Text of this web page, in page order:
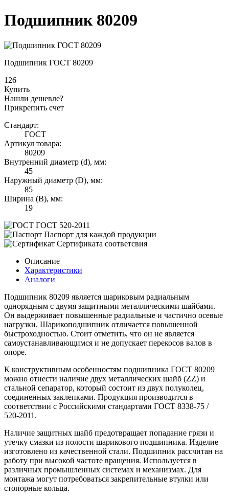
Подшипник 80209
Подшипник ГОСТ 80209
126
Купить
Нашли дешевле?
Прикрепить счет
Стандарт:
ГОСТ
Артикул товара:
80209
Внутренний диаметр (d), мм:
45
Наружный диаметр (D), мм:
85
Ширина (B), мм:
19
ГОСТ 520-2011
Паспорт для каждой продукции
Сертификата соответсвия
Описание
Характеристики
Аналоги
Подшипник 80209 является шариковым радиальным
однорядным с двумя защитными металлическими шайбами.
Он выдерживает повышенные радиальные и частично осевые
нагрузки. Шарикоподшипник отличается повышенной
быстроходностью. Стоит отметить, что он не является
самоустанавливающимся и не допускает перекосов валов в
опоре.
К конструктивным особенностям подшипника ГОСТ 80209
можно отнести наличие двух металлических шайб (ZZ) и
стальной сепаратор, который состоит из двух полуколец,
соединенных заклепками. Продукция производится в
соответствии с Российскими стандартами ГОСТ 8338-75 /
520-2011.
Наличие защитных шайб предотвращает попадание грязи и
утечку смазки из полости шарикового подшипника. Изделие
изготовлено из качественной стали. Подшипник рассчитан на
работу при высокой частоте вращения. Используется в
различных промышленных системах и механизмах. Для
монтажа могут потребоваться закрепительные втулки или
стопорные кольца.